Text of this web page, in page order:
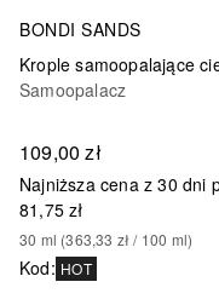
BONDI SANDS
Krople samoopalające
Samoopalacz
109,00 zł
Najniższa cena z 30 dni
81,75 zł
30 ml (363,33 zł / 100 ml)
Kod: HOT